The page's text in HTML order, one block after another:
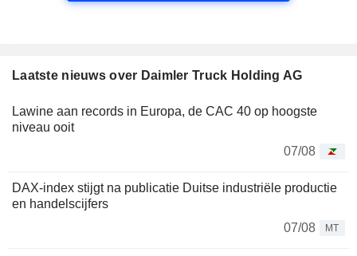
Laatste nieuws over Daimler Truck Holding AG
Lawine aan records in Europa, de CAC 40 op hoogste
niveau ooit
07/08
DAX-index stijgt na publicatie Duitse industriële productie
en handelscijfers
07/08
MT